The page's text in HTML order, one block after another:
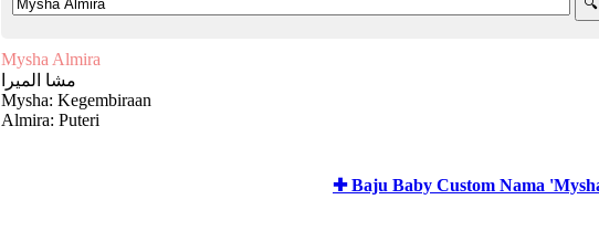
Mysha Almira
مشا الميرا
Mysha: Kegembiraan
Almira: Puteri
✚ Baju Baby Custom Nama